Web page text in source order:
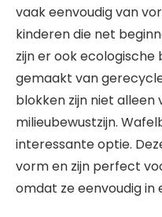
vaak eenvoudig van
kinderen die net
zijn er ook ecologische
gemaakt van
blokken zijn niet alleen
milieubewustzijn.
interessante optie.
vorm en zijn perfect
omdat ze eenvoudig in